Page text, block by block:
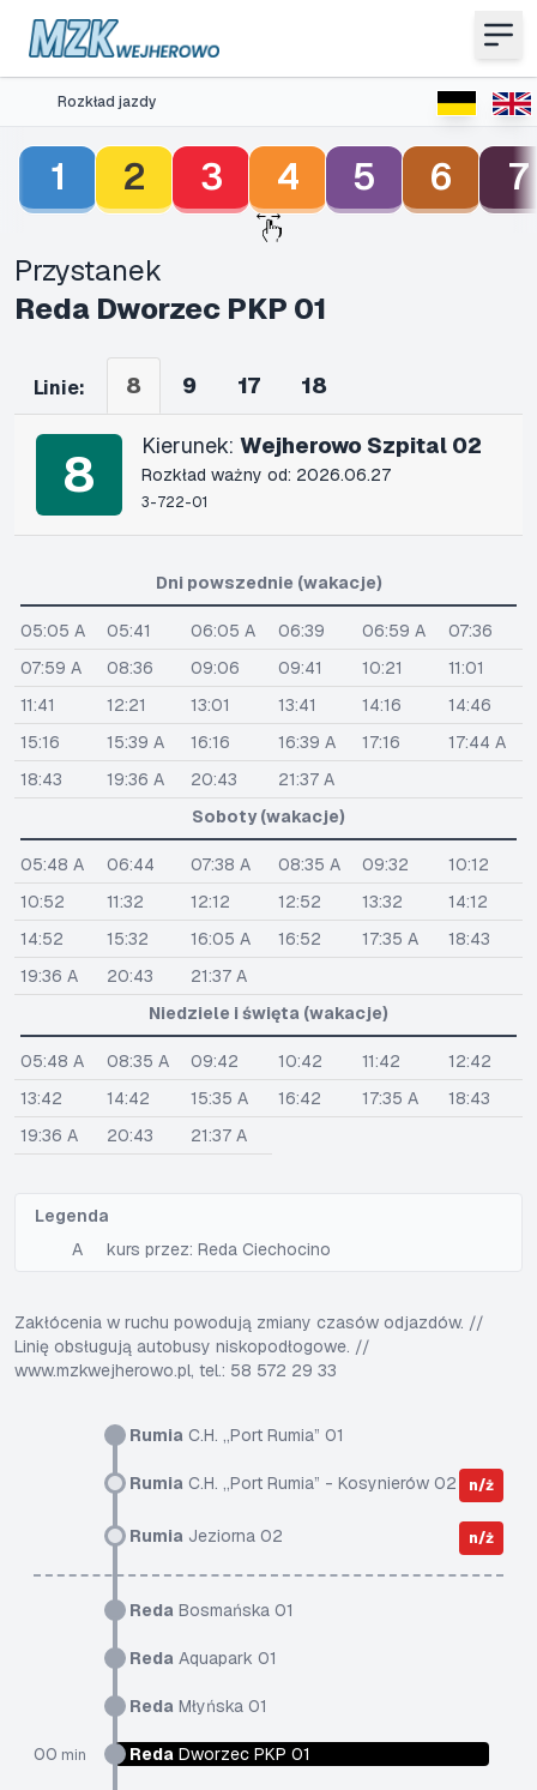
Rozkład jazdy
1 2 3 4 5 6 7
Przystanek
Reda Dworzec PKP 01
Linie: 8 9 17 18
8 Kierunek: Wejherowo Szpital 02
Rozkład ważny od: 2026.06.27
3-722-01
Rumia C.H. „Port Rumia” 01
Rumia C.H. „Port Rumia” - Kosynierów 02 n/ż
Rumia Jeziorna 02 n/ż
Reda Bosmańska 01
Reda Aquapark 01
Reda Młyńska 01
00 min Reda Dworzec PKP 01
Dni powszednie (wakacje)
05:05 A 05:41 06:05 A 06:39 06:59 A
07:36
07:59 A
08:36 09:06 09:41 10:21
11:01
11:41
12:21 13:01 13:41 14:16
14:46
15:16
15:39 A 16:16 16:39 A 17:16
17:44 A
18:43
19:36 A 20:43
21:37 A
Soboty (wakacje)
05:48 A 06:44 07:38 A 08:35 A 09:32
10:12
10:52
11:32 12:12 12:52 13:32
14:12
14:52
15:32 16:05 A 16:52 17:35 A
18:43
19:36 A
20:43
21:37 A
Niedziele i święta (wakacje)
05:48 A 08:35 A 09:42 10:42 11:42
12:42
13:42
14:42 15:35 A 16:42 17:35 A
18:43
19:36 A
20:43 21:37 A
Legenda
A
kurs przez: Reda Ciechocino
Zakłócenia w ruchu powodują zmiany czasów odjazdów. //
Linię obsługują autobusy niskopodłogowe. //
www.mzkwejherowo.pl, tel.: 58 572 29 33